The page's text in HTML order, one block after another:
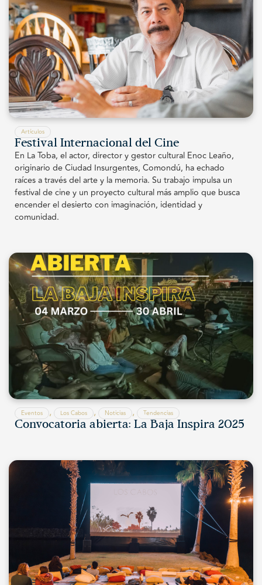
Artículos
Festival Internacional del Cine
En La Toba, el actor, director y gestor cultural Enoc Leaño,
originario de Ciudad Insurgentes, Comondú, ha echado
raíces a través del arte y la memoria. Su trabajo impulsa un
festival de cine y un proyecto cultural más amplio que busca
encender el desierto con imaginación, identidad y
comunidad.
Eventos , Los Cabos , Noticias , Tendencias
Convocatoria abierta: La Baja Inspira 2025